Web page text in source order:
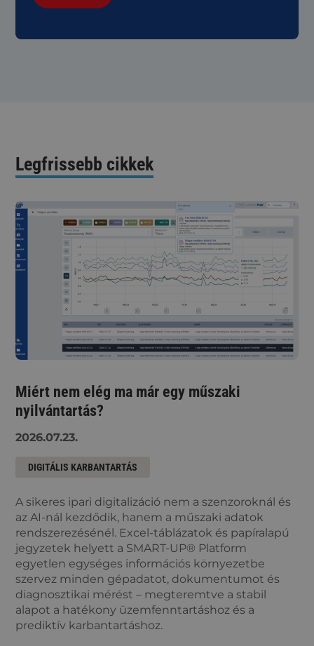
Legfrissebb cikkek
Miért nem elég ma már egy műszaki
nyilvántartás?
2026.07.23.
DIGITÁLIS KARBANTARTÁS
A sikeres ipari digitalizáció nem a szenzoroknál és
az AI-nál kezdődik, hanem a műszaki adatok
rendszerezésénél. Excel-táblázatok és papíralapú
jegyzetek helyett a SMART-UP® Platform
egyetlen egységes információs környezetbe
szervez minden gépadatot, dokumentumot és
diagnosztikai mérést – megteremtve a stabil
alapot a hatékony üzemfenntartáshoz és a
prediktív karbantartáshoz.